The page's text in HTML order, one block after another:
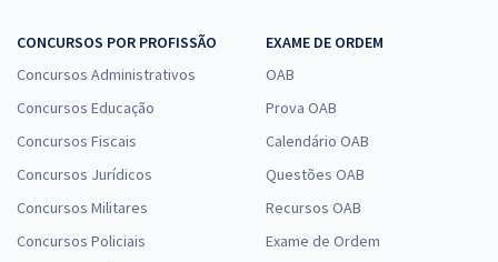
CONCURSOS POR PROFISSÃO
Concursos Administrativos
Concursos Educação
Concursos Fiscais
Concursos Jurídicos
Concursos Militares
Concursos Policiais
EXAME DE ORDEM
OAB
Prova OAB
Calendário OAB
Questões OAB
Recursos OAB
Exame de Ordem